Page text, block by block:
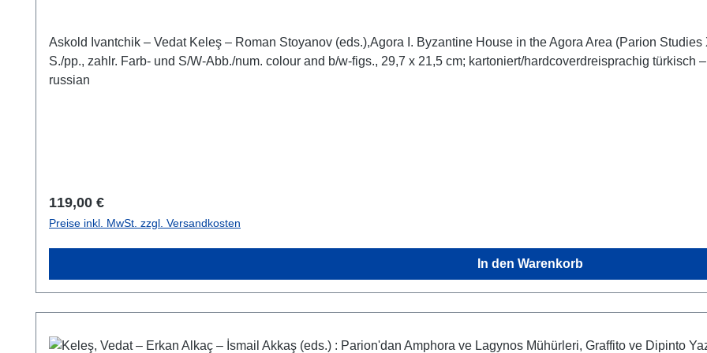
Askold Ivantchik – Vedat Keleş – Roman Stoyanov (eds.),Agora I. Byzantine House in the Agora Area (Parion Studies X)Istanbul 2026ISBN 978-625-6212-55-8VIII + 340
S./pp., zahlr. Farb- und S/W-Abb./num. colour and b/w-figs., 29,7 x 21,5 cm; kartoniert/hardcoverdreisprachig türkisch – englisch – russischtrilingual turkish – english
russian
Regulärer Preis:
119,00 €
Preise inkl. MwSt. zzgl. Versandkosten
In den Warenkorb